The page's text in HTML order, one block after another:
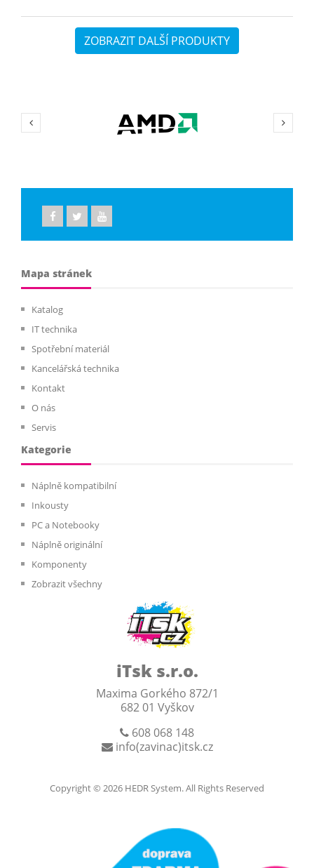
ZOBRAZIT DALŠÍ PRODUKTY
iTsk s.r.o.
Maxima Gorkého 872/1
682 01 Vyškov
608 068 148
info(zavinac)itsk.cz
Mapa stránek
Katalog
IT technika
Spotřební materiál
Kancelářská technika
Kontakt
O nás
Servis
Kategorie
Náplně kompatibilní
Inkousty
PC a Notebooky
Náplně originální
Komponenty
Zobrazit všechny
Copyright © 2026 HEDR System. All Rights Reserved